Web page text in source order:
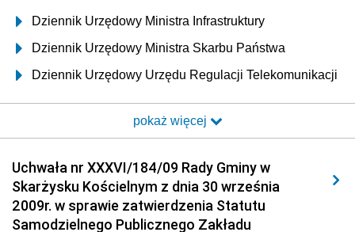
Dziennik Urzędowy Ministra Infrastruktury
Dziennik Urzędowy Ministra Skarbu Państwa
Dziennik Urzędowy Urzędu Regulacji Telekomunikacji
Dziennik Urzędowy Ministra Transportu i Budownictwa
Elektronicznej
Dziennik Urzędowy Ministra Spraw Wewnętrznych i
Administracji
pokaż więcej
Uchwała nr XXXVI/184/09 Rady Gminy w
Skarżysku Kościelnym z dnia 30 września
2009r. w sprawie zatwierdzenia Statutu
Samodzielnego Publicznego Zakładu